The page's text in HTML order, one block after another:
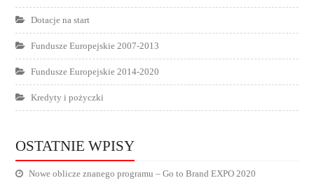
Dotacje na start
Fundusze Europejskie 2007-2013
Fundusze Europejskie 2014-2020
Kredyty i pożyczki
OSTATNIE WPISY
Nowe oblicze znanego programu – Go to Brand EXPO 2020